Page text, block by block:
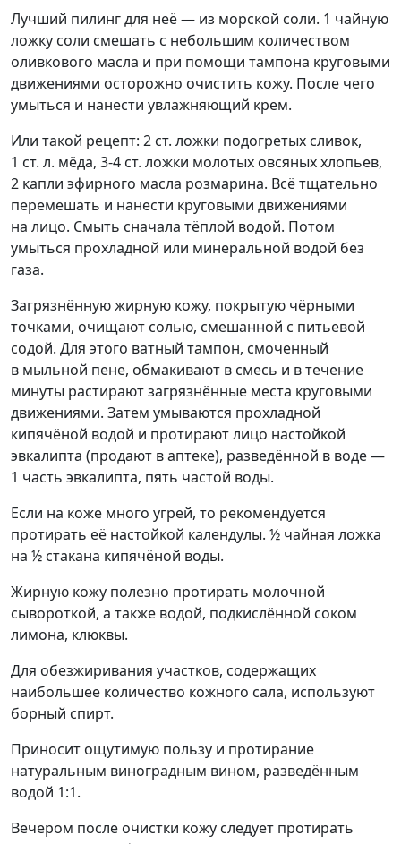
Лучший пилинг для неё — из морской соли. 1 чайную
ложку соли смешать с небольшим количеством
оливкового масла и при помощи тампона круговыми
движениями осторожно очистить кожу. После чего
умыться и нанести увлажняющий крем.
Или такой рецепт: 2 ст. ложки подогретых сливок,
1 ст. л. мёда, 3-4 ст. ложки молотых овсяных хлопьев,
2 капли эфирного масла розмарина. Всё тщательно
перемешать и нанести круговыми движениями
на лицо. Смыть сначала тёплой водой. Потом
умыться прохладной или минеральной водой без
газа.
Загрязнённую жирную кожу, покрытую чёрными
точками, очищают солью, смешанной с питьевой
содой. Для этого ватный тампон, смоченный
в мыльной пене, обмакивают в смесь и в течение
минуты растирают загрязнённые места круговыми
движениями. Затем умываются прохладной
кипячёной водой и протирают лицо настойкой
эвкалипта (продают в аптеке), разведённой в воде —
1 часть эвкалипта, пять частой воды.
Если на коже много угрей, то рекомендуется
протирать её настойкой календулы. ½ чайная ложка
на ½ стакана кипячёной воды.
Жирную кожу полезно протирать молочной
сывороткой, а также водой, подкислённой соком
лимона, клюквы.
Для обезжиривания участков, содержащих
наибольшее количество кожного сала, используют
борный спирт.
Приносит ощутимую пользу и протирание
натуральным виноградным вином, разведённым
водой 1:1.
Вечером после очистки кожу следует протирать